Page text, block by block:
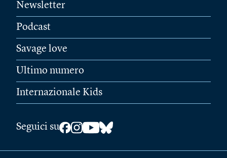
Newsletter
Podcast
Savage love
Ultimo numero
Internazionale Kids
Seguici su